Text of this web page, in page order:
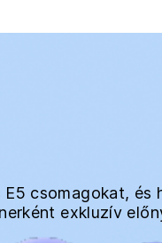
csomagokat, és
exkluzív